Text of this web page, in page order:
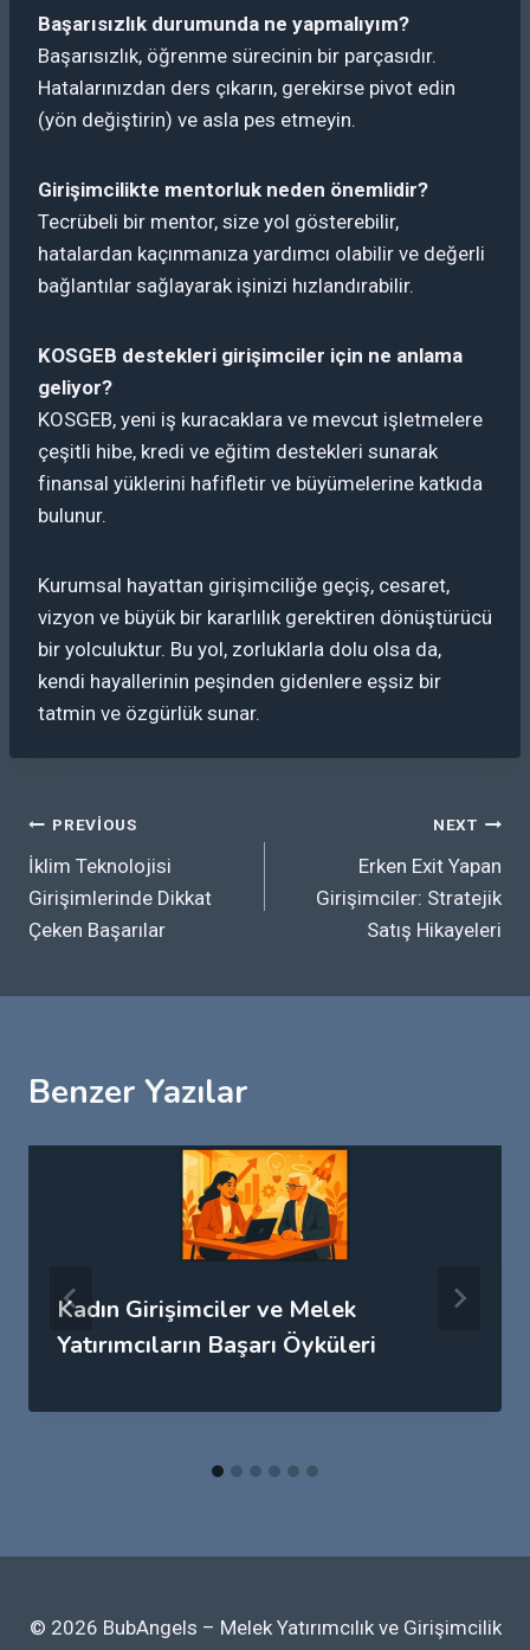
Başarısızlık durumunda ne yapmalıyım?
Başarısızlık, öğrenme sürecinin bir parçasıdır.
Hatalarınızdan ders çıkarın, gerekirse pivot edin
(yön değiştirin) ve asla pes etmeyin.
Girişimcilikte mentorluk neden önemlidir?
Tecrübeli bir mentor, size yol gösterebilir,
hatalardan kaçınmanıza yardımcı olabilir ve değerli
bağlantılar sağlayarak işinizi hızlandırabilir.
KOSGEB destekleri girişimciler için ne anlama
geliyor?
KOSGEB, yeni iş kuracaklara ve mevcut işletmelere
çeşitli hibe, kredi ve eğitim destekleri sunarak
finansal yüklerini hafifletir ve büyümelerine katkıda
bulunur.
Kurumsal hayattan girişimciliğe geçiş, cesaret,
vizyon ve büyük bir kararlılık gerektiren dönüştürücü
bir yolculuktur. Bu yol, zorluklarla dolu olsa da,
kendi hayallerinin peşinden gidenlere eşsiz bir
tatmin ve özgürlük sunar.
Yazı
gezinmesi
PREVIOUS
İklim Teknolojisi
Girişimlerinde Dikkat
Çeken Başarılar
NEXT
Erken Exit Yapan
Girişimciler: Stratejik
Satış Hikayeleri
Benzer Yazılar
Kadın Girişimciler ve Melek
Yatırımcıların Başarı Öyküleri
© 2026 BubAngels – Melek Yatırımcılık ve Girişimcilik